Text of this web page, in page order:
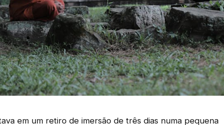
em um retiro de imersão de três dias numa pequena